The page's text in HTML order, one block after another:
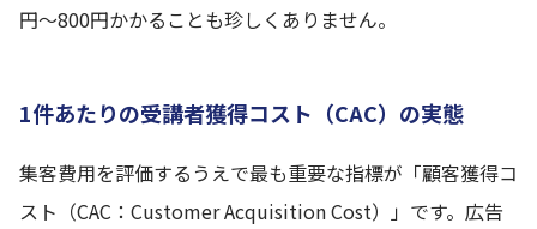
円〜800円かかることも珍しくありません。
1件あたりの受講者獲得コスト（CAC）の実態
集客費用を評価するうえで最も重要な指標が「顧客獲得コ
スト（CAC：Customer Acquisition Cost）」です。広告